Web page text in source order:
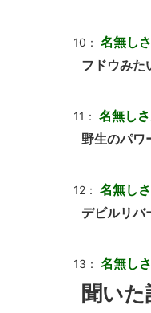
10： 名無し
フドウみた
11： 名無しさ
野生のパワ
12： 名無しさ
デビルリバ
13： 名無し
聞い